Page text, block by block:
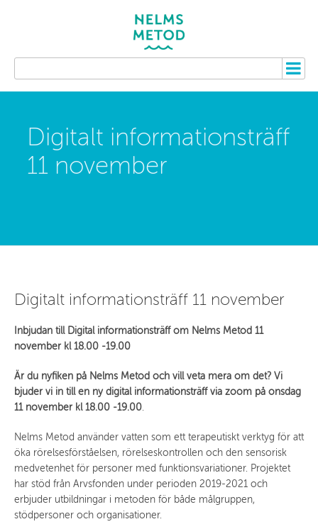
Digitalt informationsträff
11 november
Digitalt informationsträff 11 november
Inbjudan till Digital informationsträff om Nelms Metod 11
november kl 18.00 -19.00
Är du nyfiken på Nelms Metod och vill veta mera om det? Vi
bjuder vi in till en ny digital informationsträff via zoom på onsdag
11 november kl 18.00 -19.00
Nelms Metod använder vatten som ett terapeutiskt verktyg för att
öka rörelsesförståelsen, rörelseskontrollen och den sensorisk
medvetenhet för personer med funktionsvariationer. Projektet
har stöd från Arvsfonden under perioden 2019-2021 och
erbjuder utbildningar i metoden för både målgruppen,
stödpersoner och organisationer.